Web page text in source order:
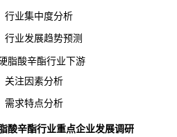
集中度分析
发展趋势预测
酸辛酯行业下游
因素分析
特点分析
酸辛酯行业重点企业发展调研